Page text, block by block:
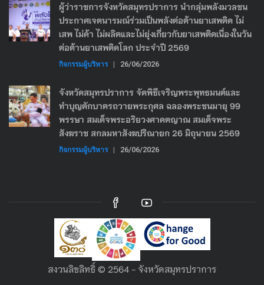
ผู้ว่าราชการจังหวัดสมุทรปราการ นำกลุ่มพลังมวลชน
ประกาศเจตนารมณ์ร่วมเป็นพลังต่อต้านยาเสพติด ไม่
เสพ ไม่ค้า ไม่ผลิตและไม่ยุ่งเกี่ยวกับยาเสพติดเนื่องในวัน
ต่อต้านยาเสพติดโลก ประจำปี 2569
กิจกรรมผู้บริหาร | 26/06/2026
จังหวัดสมุทรปราการ จัดพิธีเจริญพระพุทธมนต์และ
ทำบุญตักบาตรถวายพระกุศล ฉลองพระชนมายุ 99
พรรษา สมเด็จพระอริยวงศาคตญาณ สมเด็จพระ
สังฆราช สกลมหาสังฆปริณายก 26 มิถุนายน 2569
กิจกรรมผู้บริหาร | 26/06/2026
สงวนลิขลิทธิ์ © 2564 - จังหวัดสมุทรปราการ